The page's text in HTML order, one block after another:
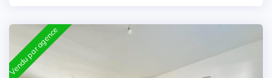
Vendu par agence